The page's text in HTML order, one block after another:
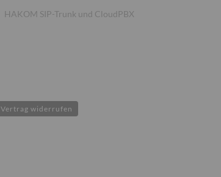
HAKOM SIP-Trunk und CloudPBX
Vertrag widerrufen